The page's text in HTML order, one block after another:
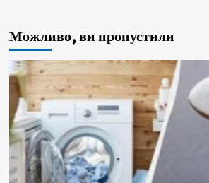
Можливо, ви пропустили